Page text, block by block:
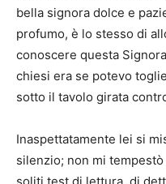
bella signora dolce e
profumo, è lo stesso di
conoscere questa
chiesi era se potevo
sotto il tavolo girata
Inaspettatamente lei si
silenzio; non mi
soliti test di lettura, di